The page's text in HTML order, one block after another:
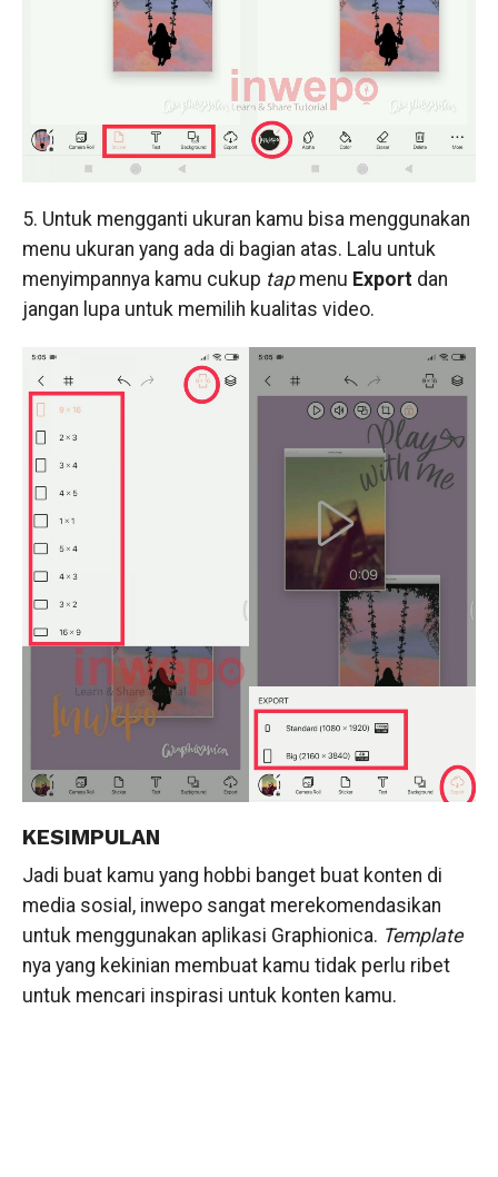
5. Untuk mengganti ukuran kamu bisa menggunakan
menu ukuran yang ada di bagian atas. Lalu untuk
menyimpannya kamu cukup tapmenu Exportdan
jangan lupa untuk memilih kualitas video.
KESIMPULAN
Jadi buat kamu yang hobbi banget buat konten di
media sosial, inwepo sangat merekomendasikan
untuk menggunakan aplikasi Graphionica. Template
nya yang kekinian membuat kamu tidak perlu ribet
untuk mencari inspirasi untuk konten kamu.